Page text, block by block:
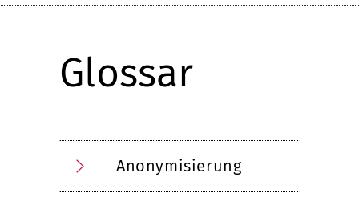
Glossar
Anonymisierung